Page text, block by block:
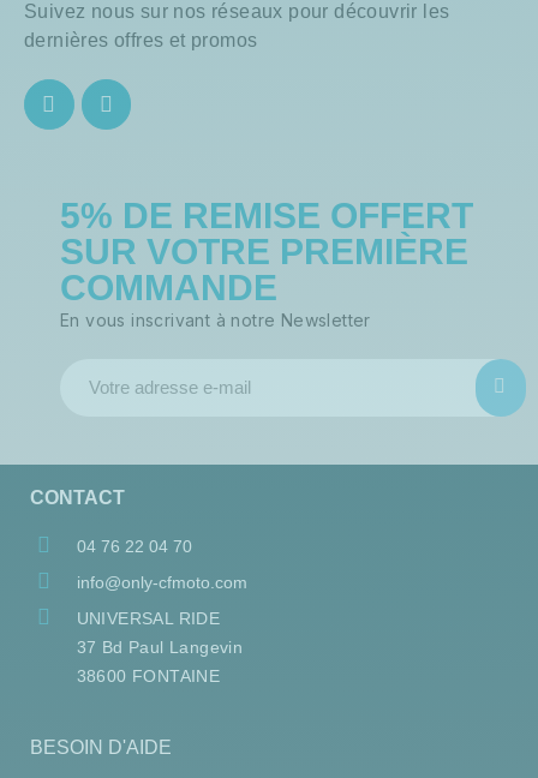
Suivez nous sur nos réseaux pour découvrir les
dernières offres et promos
5% DE REMISE OFFERT
SUR VOTRE PREMIÈRE
COMMANDE
En vous inscrivant à notre Newsletter
CONTACT
04 76 22 04 70
info@only-cfmoto.com
UNIVERSAL RIDE
37 Bd Paul Langevin
38600 FONTAINE
BESOIN D'AIDE